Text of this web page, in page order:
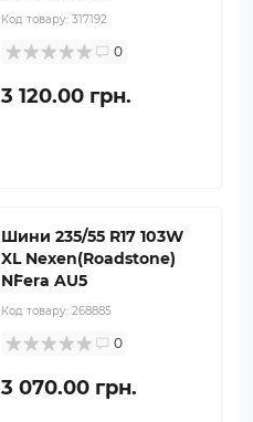
Код товару: 317192
0
3 120.00 грн.
Шини 235/55 R17 103W
XL Nexen(Roadstone)
N`Fera AU5
Код товару: 268885
0
3 070.00 грн.